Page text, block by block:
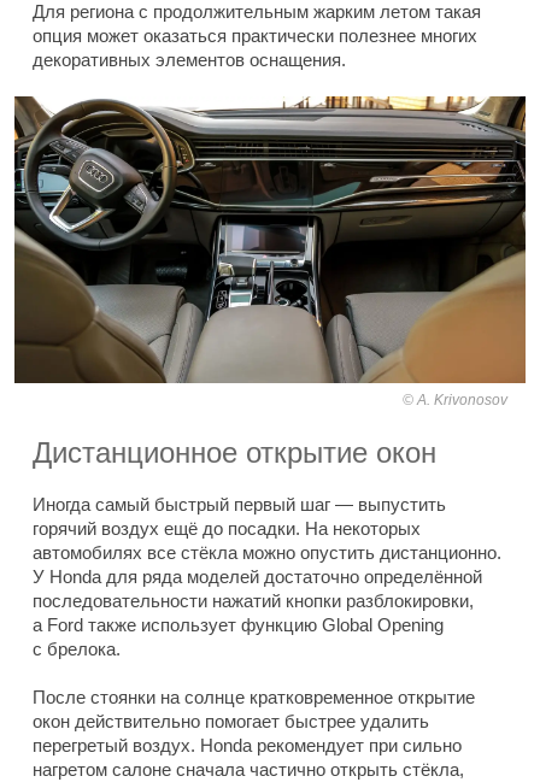
Для региона с продолжительным жарким летом такая
опция может оказаться практически полезнее многих
декоративных элементов оснащения.
A. Krivonosov
Дистанционное открытие окон
Иногда самый быстрый первый шаг — выпустить
горячий воздух ещё до посадки. На некоторых
автомобилях все стёкла можно опустить дистанционно.
У Honda для ряда моделей достаточно определённой
последовательности нажатий кнопки разблокировки,
а Ford также использует функцию Global Opening
с брелока.
После стоянки на солнце кратковременное открытие
окон действительно помогает быстрее удалить
перегретый воздух. Honda рекомендует при сильно
нагретом салоне сначала частично открыть стёкла,